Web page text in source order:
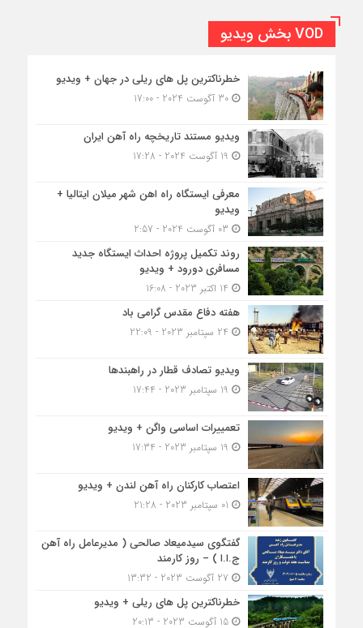
VOD بخش ویدیو
خطرناکترین پل های ریلی در جهان + ویدیو
30 آگوست 2024 - 17:00
ویدیو مستند تاریخچه راه آهن ایران
معرفی ایستگاه راه اهن شهر میلان ایتالیا +
ویدیو
روند تکمیل پروژه احداث ایستگاه جدید
مسافری دورود + ویدیو
هفته دفاع مقدس گرامی باد
ویدیو تصادف قطار در راهبندها
تعمییرات اساسی واگن + ویدیو
اعتصاب کارکنان راه آهن لندن + ویدیو
گفتگوی سیدمیعاد صالحی ( مدیرعامل راه آهن
ج.ا.ا ) – روز کارمند
خطرناکترین پل های ریلی + ویدیو
15 آگوست 2023 - 20:13